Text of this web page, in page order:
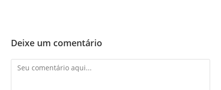
Deixe um comentário
Comentário